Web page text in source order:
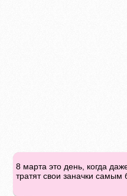
8 марта это день, когда
тратят свои заначки самым